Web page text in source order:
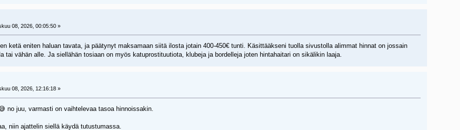
08, 2026, 00:05:50 »
ketä eniten haluan tavata, ja päätynyt maksamaan siitä ilosta jotain 400-450€ tunti. Käsittääkseni tuolla sivustolla alimmat hinnat on jossain
tai vähän alle. Ja siellähän tosiaan on myös katuprostituutiota, klubeja ja bordelleja joten hintahaitari on sikälikin laaja.
08, 2026, 12:16:18 »
no juu, varmasti on vaihtelevaa tasoa hinnoissakin.
niin ajattelin siellä käydä tutustumassa.